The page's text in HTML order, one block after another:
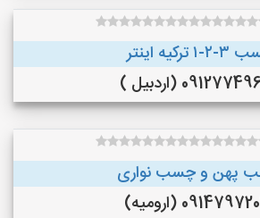
اینتر
(اردبیل )
پهن و چسب نواری
(ارومیه)